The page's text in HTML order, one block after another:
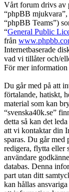
Vårt forum drivs av
“phpBB
“phpBB Teams”)
“General Public
från
Internetbaserade
vad vi tillåter och/
För mer
Du går med på att
förtalande, hatiskt,
material som kan
“svenska40k.se”
detta så kan det
att vi kontaktar din
sparas. Du går med
redigera, flytta eller
användare
databas. Denna
part utan ditt
kan hållas